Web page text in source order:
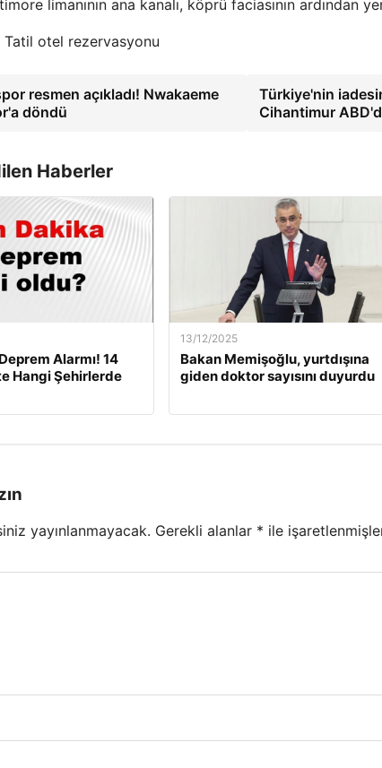
resmen açıkladı! Nwakaeme
döndü
Türkiye'nin
Cihantimur
Haberler
Alarmı! 14
Hangi Şehirlerde
13/12/2025
Bakan Memişoğlu, yurtdışına
giden doktor sayısını duyurdu
yayınlanmayacak. Gerekli alanlar * ile